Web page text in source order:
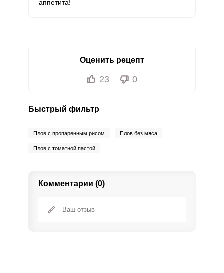
аппетита!
Оценить рецепт
23 0
Быстрый фильтр
Плов с пропаренным рисом Плов без мяса
Плов с томатной пастой
Комментарии (0)